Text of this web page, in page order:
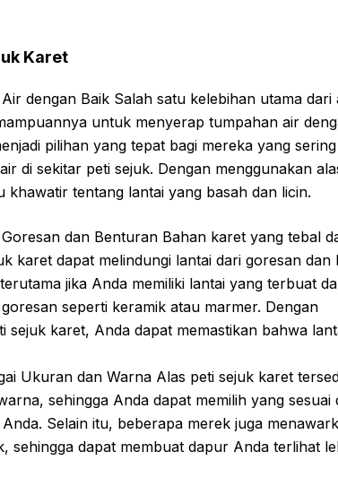
Karet
dengan Baik Salah satu kelebihan utama dari
untuk menyerap tumpahan air
pilihan yang tepat bagi mereka yang sering
di sekitar peti sejuk. Dengan menggunakan
khawatir tentang lantai yang basah dan licin.
dan Benturan Bahan karet yang tebal
karet dapat melindungi lantai dari goresan dan
jika Anda memiliki lantai yang terbuat
seperti keramik atau marmer. Dengan
sejuk karet, Anda dapat memastikan bahwa
Ukuran dan Warna Alas peti sejuk karet
sehingga Anda dapat memilih yang sesuai
Selain itu, beberapa merek juga
sehingga dapat membuat dapur Anda terlihat